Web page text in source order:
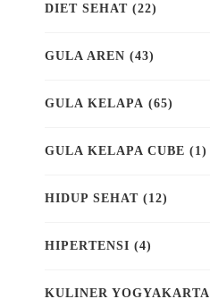
DIET SEHAT (22)
GULA AREN (43)
GULA KELAPA (65)
GULA KELAPA CUBE (1)
HIDUP SEHAT (12)
HIPERTENSI (4)
KULINER YOGYAKARTA